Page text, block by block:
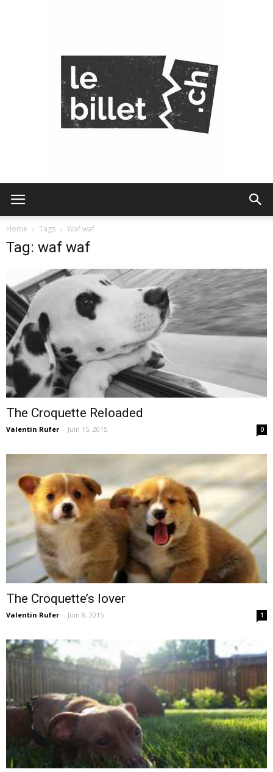
–
webzine
–
musique
internet
Home Tags Waf waf
Tag: waf waf
The Croquette Reloaded
Valentin Rufer - Juin 15, 2015 0
The Croquette’s lover
Valentin Rufer - Juin 8, 2015 1